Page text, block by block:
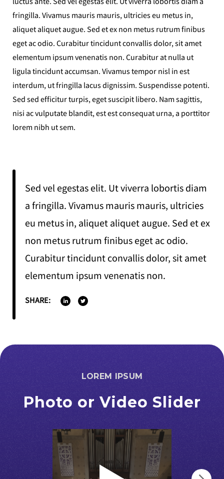
fringilla. Vivamus mauris mauris, ultricies eu metus in,
aliquet aliquet augue. Sed et ex non metus rutrum finibus
eget ac odio. Curabitur tincidunt convallis dolor, sit amet
elementum ipsum venenatis non. Curabitur at nulla ut
ligula tincidunt accumsan. Vivamus tempor nisl in est
interdum, ut fringilla lacus dignissim. Suspendisse potenti.
Sed sed efficitur turpis, eget suscipit libero. Nam sagittis,
nisi ac vulputate blandit, est est consequat urna, a porttitor
lorem nibh ut sem.
Sed vel egestas elit. Ut viverra lobortis diam
a fringilla. Vivamus mauris mauris, ultricies
eu metus in, aliquet aliquet augue. Sed et ex
non metus rutrum finibus eget ac odio.
Curabitur tincidunt convallis dolor, sit amet
elementum ipsum venenatis non.
SHARE:
LOREM IPSUM
Photo or Video Slider